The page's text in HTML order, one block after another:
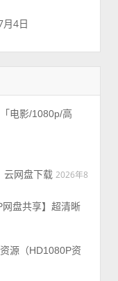
4日
电影/1080p/高
云网盘下载 2026年8
网盘共享】超清晰
源（HD1080P资